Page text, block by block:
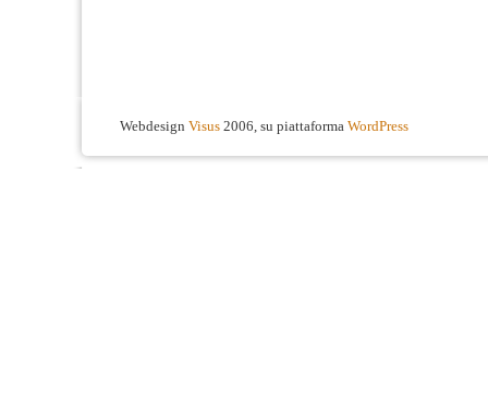
Webdesign Visus 2006, su piattaforma WordPress